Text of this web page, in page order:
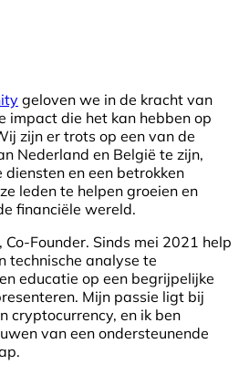
geloven we in de kracht van
impact die het kan hebben op
zijn er trots op een van de
Nederland en België te zijn,
en een betrokken
leden te helpen groeien en
financiële wereld.
Co-Founder. Sinds mei 2021 help
technische analyse te
educatie op een begrijpelijke
Mijn passie ligt bij
cryptocurrency, en ik ben
van een ondersteunende